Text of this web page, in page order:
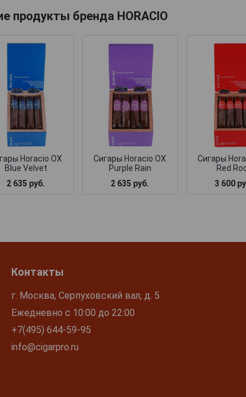
продукты бренда HORACIO
Horacio OX
Blue Velvet
2 635 руб.
Сигары Horacio OX
Purple Rain
2 635 руб.
Сигары
Red
3 600
Контакты
г. Москва, Серпуховский вал, д. 5
Ежедневно с 10:00 до 22:00
+7(495) 644-59-95
info@cigarpro.ru